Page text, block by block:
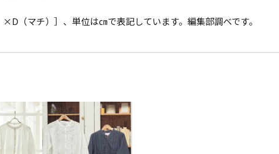
（マチ）］、単位は㎝で表記しています。編集部調べです。